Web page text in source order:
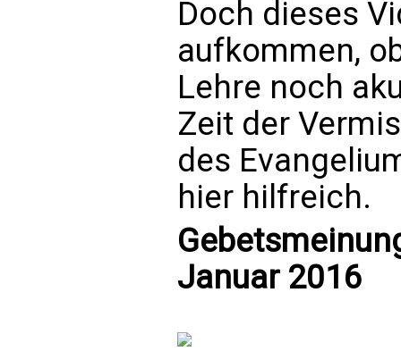
Doch dieses
aufkommen,
Lehre noch
Zeit der
des
hier hilfreich.
Januar 2016